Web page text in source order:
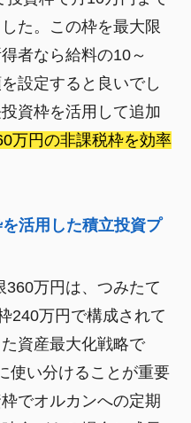
た。この枠を最大限
者なら給料の10～
設定すると良いでし
資枠を活用して追加
万円の非課税枠を効率
活用した積立投資プ
万円は、つみたて
240万円で構成されて
資産最大化戦略で
使い分けることが重要
でオルカンへの定期